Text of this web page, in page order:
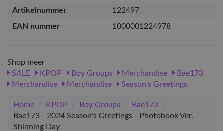
Artikelnummer
122497
EAN nummer
1000001224978
Shop meer
SALE
KPOP Boy Groups Merchandise
Bae173
Merchandise
Merchandise Season's Greetings
Home / KPOP / Boy Groups / Bae173
/
Bae173 - 2024 Season's Greetings - Photobook Ver. -
Shinning Day